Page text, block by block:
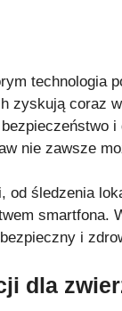
technologia
zyskują coraz
nie zawsze
od śledzenia
smartfona.
i
dla